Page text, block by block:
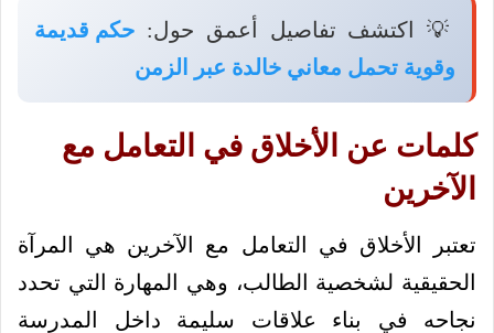
💡 اكتشف تفاصيل أعمق حول: حكم قديمة
وقوية تحمل معاني خالدة عبر الزمن
كلمات عن الأخلاق في التعامل مع
الآخرين
تعتبر الأخلاق في التعامل مع الآخرين هي المرآة
الحقيقية لشخصية الطالب، وهي المهارة التي تحدد
نجاحه في بناء علاقات سليمة داخل المدرسة